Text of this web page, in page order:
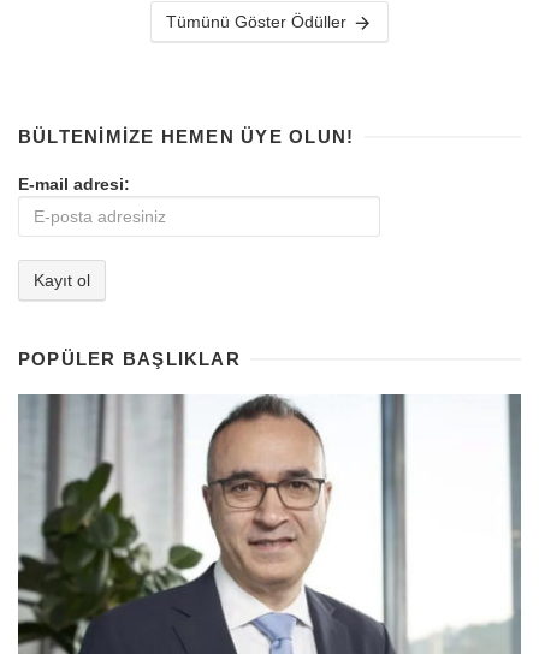
Tümünü Göster Ödüller
BÜLTENIMIZE HEMEN ÜYE OLUN!
E-mail adresi:
POPÜLER BAŞLIKLAR